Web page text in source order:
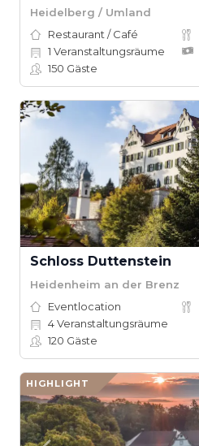
Heidelberg / Umland
Restaurant / Café
1 Veranstaltungsräume
150 Gäste
Schloss Duttenstein
Heidenheim an der Brenz
Eventlocation
4Veranstaltungsräume
120 Gäste
HIGHLIGHT